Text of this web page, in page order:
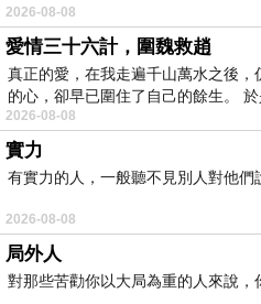
2026-08-08
愛情三十六計，圍魏救趙
真正的愛，在我走遍千山萬水之後
的心，卻早已圍住了自己的餘生。
2026-08-08
實力
有實力的人，一般聽不見別人對他們
2026-08-08
局外人
對那些苦勸你以大局為重的人來說，